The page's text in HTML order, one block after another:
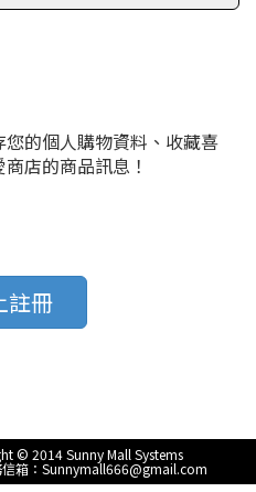
的個人購物資料、收藏喜
店的商品訊息！
註冊
© 2014 Sunny Mall Systems
箱：Sunnymall666@gmail.com